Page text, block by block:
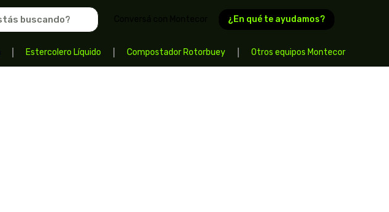
¿En qué te ayudamos?
Estercolero Líquido Compostador Rotorbuey Otros equipos Montecor